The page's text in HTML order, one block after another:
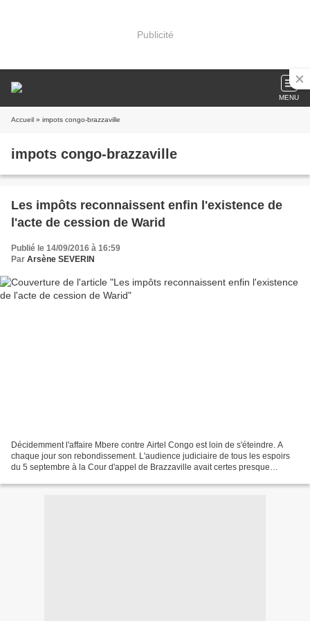
Publicité
MENU
Accueil » impots congo-brazzaville
impots congo-brazzaville
Les impôts reconnaissent enfin l'existence de
l'acte de cession de Warid
Publié le 14/09/2016 à 16:59
Par Arsène SEVERIN
Décidemment l'affaire Mbere contre Airtel Congo est loin de s'éteindre. A
chaque jour son rebondissement. L'audience judiciaire de tous les espoirs
du 5 septembre à la Cour d'appel de Brazzaville avait certes presque